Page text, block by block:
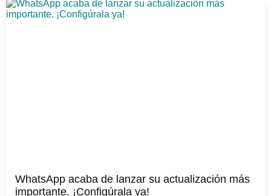
WhatsApp acaba de lanzar su actualización más
importante. ¡Configúrala ya!